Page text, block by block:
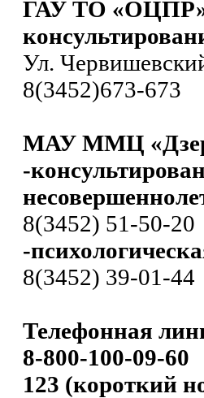
ГАУ ТО «ОЦПР»,
Ул.
8(3452)673-673
МАУ ММЦ
-
8(3452) 51-50-20
-
8(3452) 39-01-44
Телефонная
8-800-100-09-60
123 (короткий